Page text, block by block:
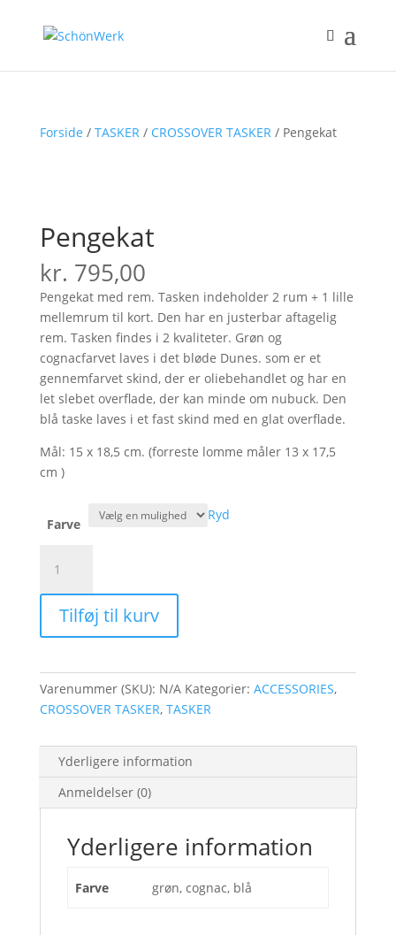
Forside / TASKER/ CROSSOVER TASKER/ Pengekat
Pengekat
kr. 795,00
Pengekat med rem. Tasken indeholder 2 rum + 1 lille
mellemrum til kort. Den har en justerbar aftagelig
rem. Tasken findes i 2 kvaliteter. Grøn og
cognacfarvet laves i det bløde Dunes. som er et
gennemfarvet skind, der er oliebehandlet og har en
let slebet overflade, der kan minde om nubuck. Den
blå taske laves i et fast skind med en glat overflade.
Mål: 15 x 18,5 cm. (forreste lomme måler 13 x 17,5
cm )
Farve
Ryd
antal
Tilføj til kurv
Varenummer (SKU): N/A Kategorier: ACCESSORIES,
CROSSOVER TASKER, TASKER
Yderligere information
Anmeldelser (0)
Yderligere information
Farve grøn, cognac, blå